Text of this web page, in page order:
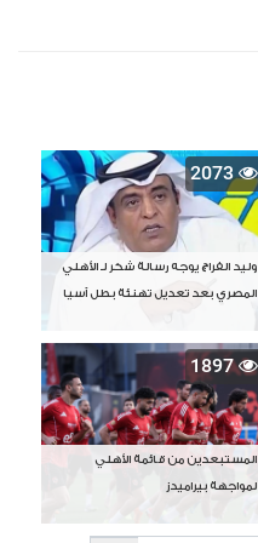
2073
وليد الفراج يوجه رسالة شكر لـ الأهلي
المصري بعد تعديل تهنئة بطل آسيا
1897
المستبعدين من قائمة الأهلي
لمواجهة بيراميدز